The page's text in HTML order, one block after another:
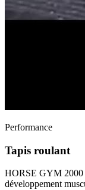
Performance
Tapis roulant
HORSE GYM 2000
développement